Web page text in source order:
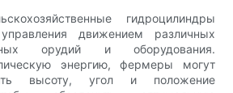
гидроцилиндры
движением различных
орудий и оборудования.
энергию, фермеры могут
высоту, угол и положение